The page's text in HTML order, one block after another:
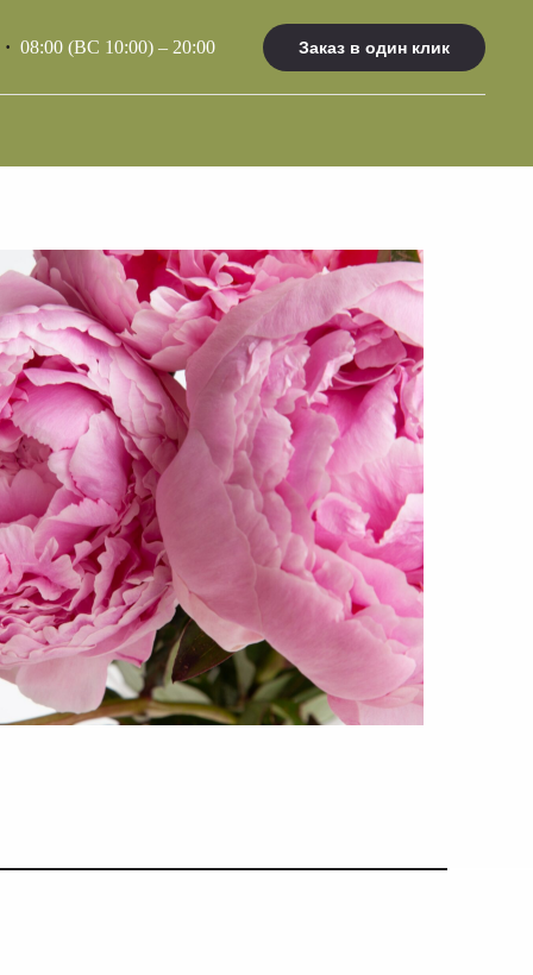
· 08:00 (ВС 10:00) – 20:00 Заказ в один клик